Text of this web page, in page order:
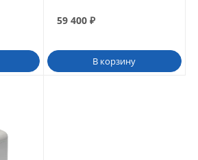
59 400₽
В корзину